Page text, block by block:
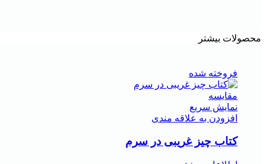
محصولات بیشتر
فروخته شده
مقايسه
نمایش سریع
افزودن به علاقه مندی
کتاب چیز غریبی در سرم